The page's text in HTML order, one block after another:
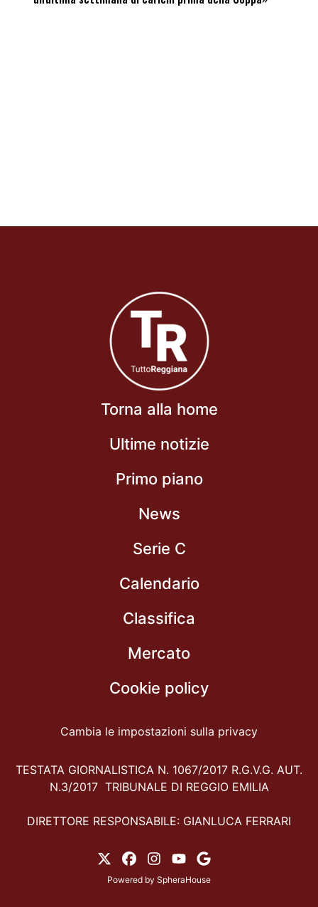
Torna alla home
Ultime notizie
Primo piano
News
Serie C
Calendario
Classifica
Mercato
Cookie policy
Cambia le impostazioni sulla privacy
TESTATA GIORNALISTICA N. 1067/2017 R.G.V.G. AUT.
N.3/2017 TRIBUNALE DI REGGIO EMILIA
DIRETTORE RESPONSABILE: GIANLUCA FERRARI
Powered by SpheraHouse